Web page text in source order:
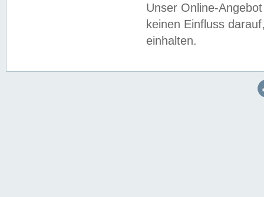
Unser Online-
keinen Einfluss
einhalten.